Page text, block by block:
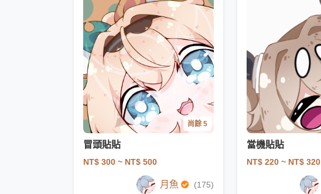
尚餘 5
冒頭貼貼
NT$ 300 ~ NT$ 500
月魚 (175)
當機貼貼
NT$ 220 ~ NT$ 320